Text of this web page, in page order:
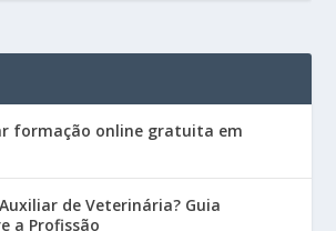
formação online gratuita em
de Veterinária? Guia
a Profissão